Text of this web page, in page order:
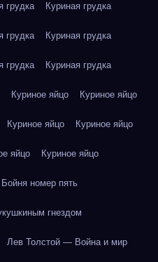
грудка Куриная грудка
грудка Куриная грудка
грудка Куриная грудка
Куриное яйцо Куриное яйцо
Куриное яйцо Куриное яйцо
яйцо Куриное яйцо
номер пять
гнездом
Лев Толстой — Война и мир